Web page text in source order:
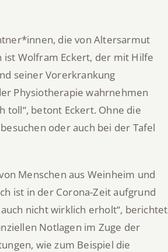
die von Altersarmut
ist Wolfram Eckert, der mit Hilfe
seiner Vorerkrankung
Physiotherapie wahrnehmen
toll“, betont Eckert. Ohne die
oder auch bei der Tafel
Menschen aus Weinheim und
ist in der Corona-Zeit aufgrund
nicht wirklich erholt“, berichtet
Notlagen im Zuge der
wie zum Beispiel die